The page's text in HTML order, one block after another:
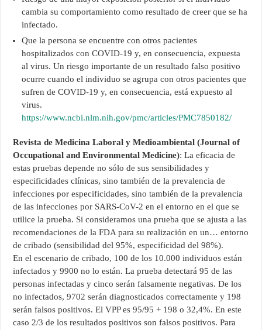
cambia su comportamiento como resultado de creer que se ha
infectado.
Que la persona se encuentre con otros pacientes
hospitalizados con COVID-19 y, en consecuencia, expuesta
al virus. Un riesgo importante de un resultado falso positivo
ocurre cuando el individuo se agrupa con otros pacientes que
sufren de COVID-19 y, en consecuencia, está expuesto al
virus.
https://www.ncbi.nlm.nih.gov/pmc/articles/PMC7850182/
Revista de Medicina Laboral y Medioambiental (Journal of
Occupational and Environmental Medicine): La eficacia de
estas pruebas depende no sólo de sus sensibilidades y
especificidades clínicas, sino también de la prevalencia de
infecciones por especificidades, sino también de la prevalencia
de las infecciones por SARS-CoV-2 en el entorno en el que se
utilice la prueba. Si consideramos una prueba que se ajusta a las
recomendaciones de la FDA para su realización en un… entorno
de cribado (sensibilidad del 95%, especificidad del 98%).
En el escenario de cribado, 100 de los 10.000 individuos están
infectados y 9900 no lo están. La prueba detectará 95 de las
personas infectadas y cinco serán falsamente negativas. De los
no infectados, 9702 serán diagnosticados correctamente y 198
serán falsos positivos. El VPP es 95/95 + 198 o 32,4%. En este
caso 2/3 de los resultados positivos son falsos positivos. Para